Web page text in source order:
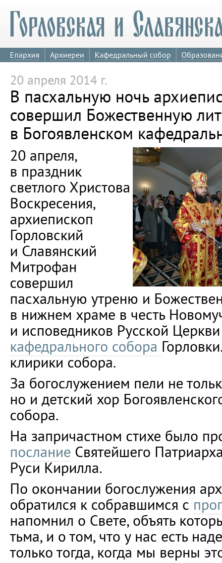
Епархия Архиереи Кафедральный собор
20 апреля 2014 г.
В пасхальную ночь
совершил Божественную
в Богоявленском
20 апреля,
в праздник
светлого Христова
Воскресения,
архиепископ
Горловский
и Славянский
Митрофан
совершил
пасхальную утреню и
в нижнем храме в честь
и исповедников Русской
кафедрального собора
клирики собора.
За богослужением пели не
но и детский хор
собора.
На запричастном стихе было
послание Святейшего
Руси Кирилла.
По окончании богослужения
обратился к собравшимся с
напомнил о Свете, объять
тьма, и о том, что у нас есть
только тогда, когда мы верны